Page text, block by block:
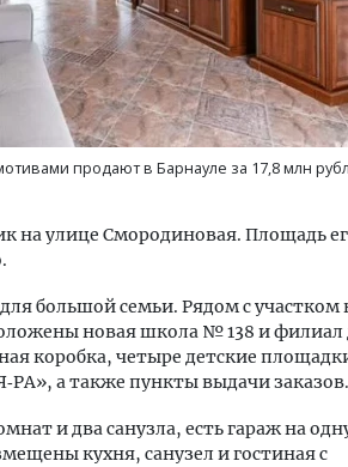
продают в Барнауле за 17,8 млн
на улице Смородиновая. Площадь
большой семьи. Рядом с участком
новая школа № 138 и филиал
коробка, четыре детские
а также пункты выдачи заказов.
и два санузла, есть гараж на
кухня, санузел и гостиная с
с
Смелость архитектурных
Генеральный директор
ЗИАС — об эстетике
трендах в фасадах и
СТРОИТЕЛЬСТВО